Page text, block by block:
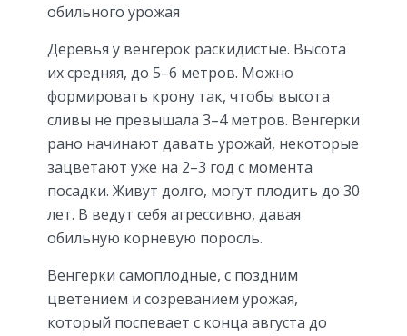
обильного урожая
Деревья у венгерок раскидистые. Высота
их средняя, до 5–6 метров. Можно
формировать крону так, чтобы высота
сливы не превышала 3–4 метров. Венгерки
рано начинают давать урожай, некоторые
зацветают уже на 2–3 год с момента
посадки. Живут долго, могут плодить до 30
лет. В ведут себя агрессивно, давая
обильную корневую поросль.
Венгерки самоплодные, с поздним
цветением и созреванием урожая,
который поспевает с конца августа до